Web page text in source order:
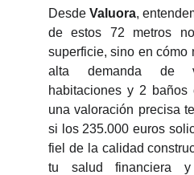
Desde Valuora,
de estos 72 metros
superficie, sino en cómo
alta demanda de
habitaciones y 2 baños
una valoración precisa
si los 235.000 euros
fiel de la calidad
tu salud financiera y